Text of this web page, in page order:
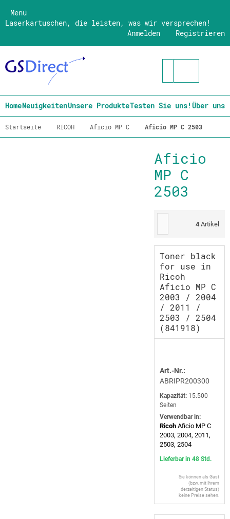
Menü
Laserkartuschen, die leisten, was wir versprechen!
Registrieren
Anmelden
HomeNeuigkeitenUnsere ProdukteTesten Sie uns!Über uns
Startseite RICOH Aficio MP C Aficio MP C 2503
Aficio
MP C
2503
4 Artikel
Toner black
for use in
Ricoh
Aficio MP C
2003 / 2004
/ 2011 /
2503 / 2504
(841918)
Art.-Nr.:
ABRIPR200300
Kapazität: 15.500
Seiten
Verwendbar in:
Ricoh Aficio MP C
2003, 2004, 2011,
2503, 2504
Lieferbar in 48 Std.
Sie können als Gast
(bzw. mit Ihrem
derzeitigen Status)
keine Preise sehen.